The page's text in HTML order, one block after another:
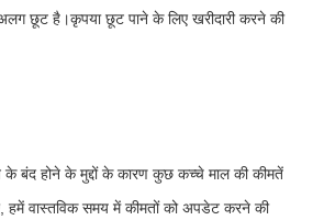
छूट है।कृपया छूट पाने के लिए खरीदारी करने की
के बंद होने के मुद्दों के कारण कुछ कच्चे माल की कीमतें
हमें वास्तविक समय में कीमतों को अपडेट करने की